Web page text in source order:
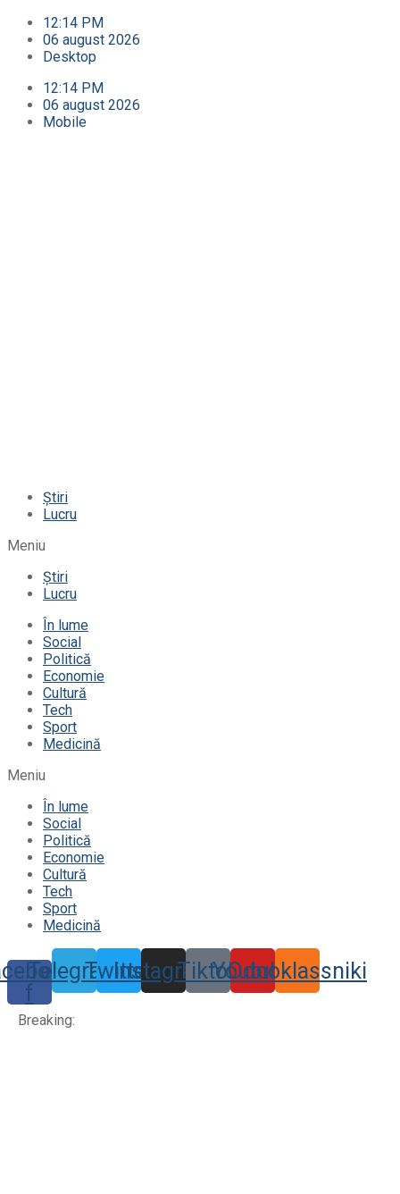
12:14 PM
06 august 2026
Desktop
12:14 PM
06 august 2026
Mobile
Știri
Lucru
Meniu
Știri
Lucru
În lume
Social
Politică
Economie
Cultură
Tech
Sport
Medicină
Meniu
În lume
Social
Politică
Economie
Cultură
Tech
Sport
Medicină
f
TelegramTwitter
Instagram
TiktokYoutube
Odnoklassniki
Breaking: